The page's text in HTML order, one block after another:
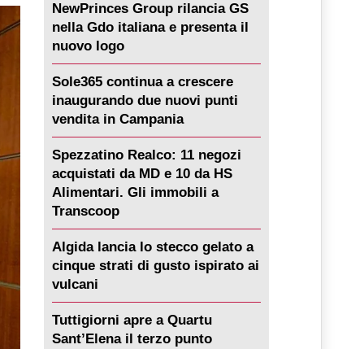
NewPrinces Group rilancia GS
nella Gdo italiana e presenta il
nuovo logo
Sole365 continua a crescere
inaugurando due nuovi punti
vendita in Campania
Spezzatino Realco: 11 negozi
acquistati da MD e 10 da HS
Alimentari. Gli immobili a
Transcoop
Algida lancia lo stecco gelato a
cinque strati di gusto ispirato ai
vulcani
Tuttigiorni apre a Quartu
Sant’Elena il terzo punto